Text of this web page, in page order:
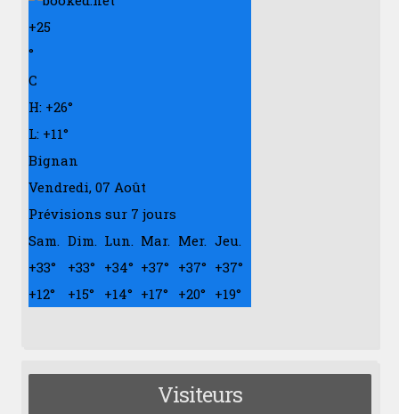
+25
°
C
H: +26°
L: +11°
Bignan
Vendredi, 07 Août
Prévisions sur 7 jours
Sam. Dim. Lun. Mar. Mer. Jeu.
+33° +33° +34° +37° +37° +37°
+12° +15° +14° +17° +20° +19°
Visiteurs